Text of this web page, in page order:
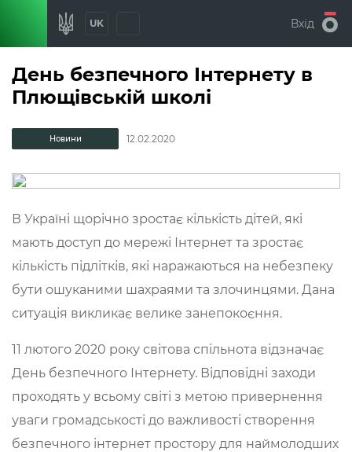
UK Вхід
День безпечного Інтернету в
Плющівській школі
Новини 12.02.2020
В Україні щорічно зростає кількість дітей, які
мають доступ до мережі Інтернет та зростає
кількість підлітків, які наражаються на небезпеку
бути ошуканими шахраями та злочинцями. Дана
ситуація викликає велике занепокоєння.
11 лютого 2020 року світова спільнота відзначає
День безпечного Інтернету. Відповідні заходи
проходять у всьому світі з метою привернення
уваги громадськості до важливості створення
безпечного інтернет простору для наймолодших